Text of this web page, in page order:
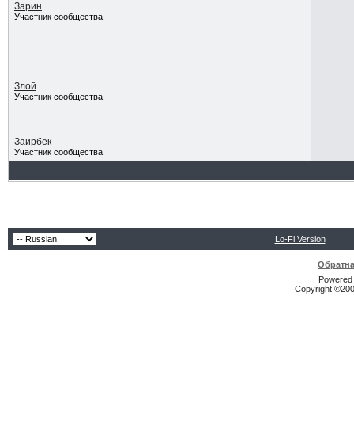
Зарин
Участник сообщества
Злой
Участник сообщества
Заирбек
Участник сообщества
Lo-Fi Version
Copyright